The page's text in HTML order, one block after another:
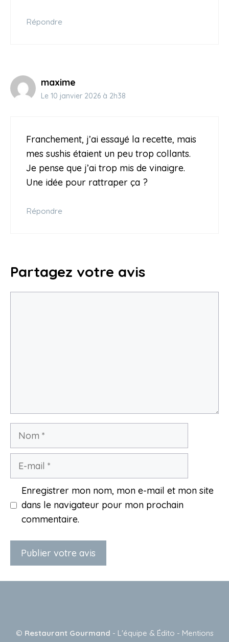
Répondre
maxime
Le 10 janvier 2026 à 2h38
Franchement, j’ai essayé la recette, mais
mes sushis étaient un peu trop collants.
Je pense que j’ai trop mis de vinaigre.
Une idée pour rattraper ça ?
Répondre
Partagez votre avis
Nom
Enregistrer mon nom, mon e-mail et mon site
dans le navigateur pour mon prochain
commentaire.
© Restaurant Gourmand - L'équipe & Édito - Mentions